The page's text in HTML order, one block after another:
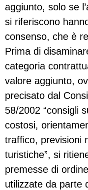
aggiunto, solo se
si riferiscono
consenso, che è
Prima di
categoria
valore aggiunto,
precisato dal
58/2002 “consigli
costosi,
traffico, previsioni
turistiche”, si
premesse di
utilizzate da parte